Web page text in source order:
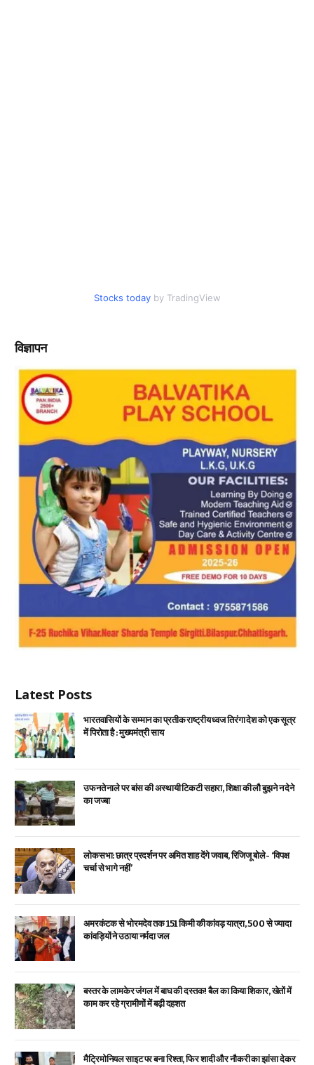
Stocks today by TradingView
विज्ञापन
Latest Posts
भारतवासियों के सम्मान का प्रतीक राष्ट्रीय ध्वज तिरंगा देश को एक सूत्र
में पिरोता है : मुख्यमंत्री साय
उफनते नाले पर बांस की अस्थायी टिकटी सहारा, शिक्षा की लौ बुझने न देने
का जज्बा
लोकसभा: छात्र प्रदर्शन पर अमित शाह देंगे जवाब, रिजिजू बोले- ‘विपक्ष
चर्चा से भागे नहीं’
अमरकंटक से भोरमदेव तक 151 किमी की कांवड़ यात्रा, 500 से ज्यादा
कांवड़ियों ने उठाया नर्मदा जल
बस्तर के लामकेर जंगल में बाघ की दस्तक! बैल का किया शिकार, खेतों में
काम कर रहे ग्रामीणों में बढ़ी दहशत
मैट्रिमोनियल साइट पर बना रिश्ता, फिर शादी और नौकरी का झांसा देकर